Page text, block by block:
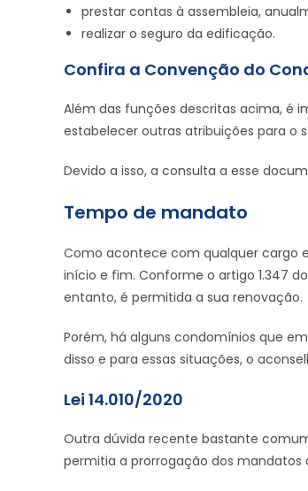
prestar contas à assembleia,
realizar o seguro da edificação.
Confira a Convenção do
Além das funções descritas acima, é
estabelecer outras atribuições para o
Devido a isso, a consulta a esse
Tempo de mandato
Como acontece com qualquer cargo
início e fim. Conforme o artigo 1.347
entanto, é permitida a sua renovação.
Porém, há alguns condomínios que
disso e para essas situações, o
Lei 14.010/2020
Outra dúvida recente bastante
permitia a prorrogação dos